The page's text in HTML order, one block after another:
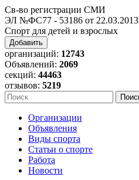
Св-во регистрации СМИ
ЭЛ №ФС77 - 53186 от 22.03.2013
Спорт для детей и взрослых
Добавить
организаций: 12743
Объявлений: 2069
секций: 44463
отзывов: 5219
Организации
Объявления
Виды спорта
Статьи о спорте
Работа
Новости